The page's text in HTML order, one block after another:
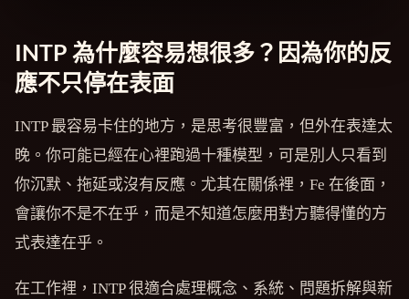
INTP 為什麼容易想很多？因為你的反
應不只停在表面
INTP 最容易卡住的地方，是思考很豐富，但外在表達太
晚。你可能已經在心裡跑過十種模型，可是別人只看到
你沉默、拖延或沒有反應。尤其在關係裡，Fe 在後面，
會讓你不是不在乎，而是不知道怎麼用對方聽得懂的方
式表達在乎。
在工作裡，INTP 很適合處理概念、系統、問題拆解與新